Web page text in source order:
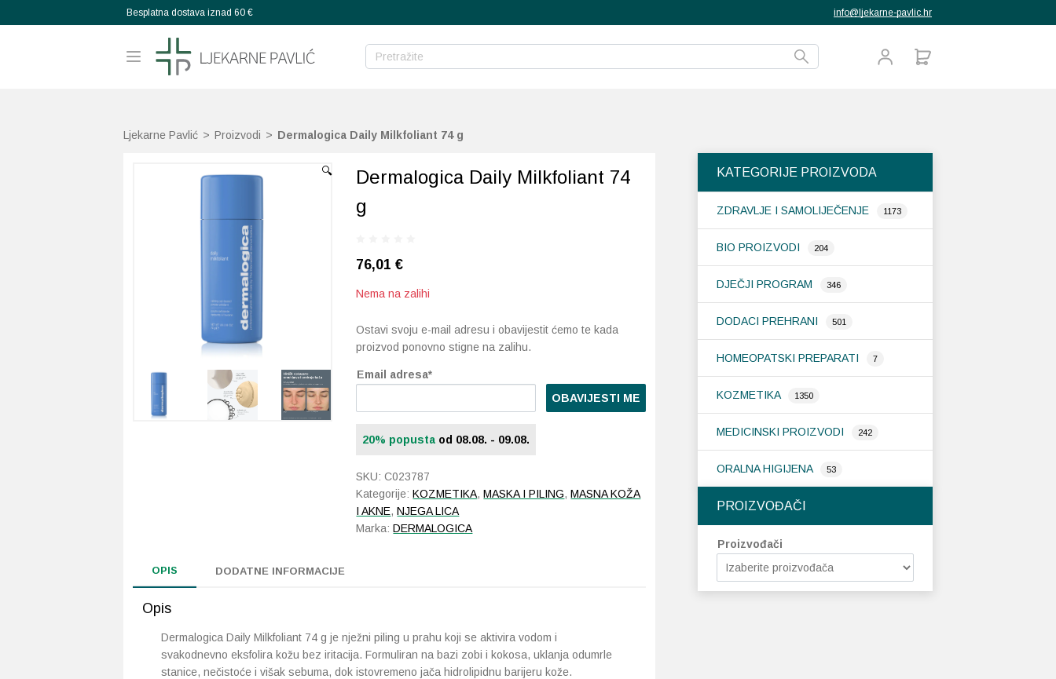
Besplatna dostava iznad 60 € info@ljekarne-pavlic.hr
Ljekarne Pavlić > Proizvodi > Dermalogica Daily Milkfoliant 74 g
KATEGORIJE PROIZVODA
ZDRAVLJE I SAMOLIJEČENJE 1173
BIO PROIZVODI 204
DJEČJI PROGRAM 346
DODACI PREHRANI 501
HOMEOPATSKI PREPARATI 7
KOZMETIKA 1350
MEDICINSKI PROIZVODI 242
ORALNA HIGIJENA 53
PROIZVOĐAČI
Proizvođači
🔍
Dermalogica Daily Milkfoliant 74
g
76,01€
Nema na zalihi
Ostavi svoju e-mail adresu i obavijestit ćemo te kada
proizvod ponovno stigne na zalihu.
Email adresa*
OBAVIJESTI ME
20% popusta od 08.08. - 09.08.
SKU:C023787
Kategorije:KOZMETIKA,MASKA I PILING,MASNA KOŽA
I AKNE,NJEGA LICA
Marka:DERMALOGICA
OPIS DODATNE INFORMACIJE
Opis
Dermalogica Daily Milkfoliant 74 g je nježni piling u prahu koji se aktivira vodom i
svakodnevno eksfolira kožu bez iritacija. Formuliran na bazi zobi i kokosa, uklanja odumrle
stanice, nečistoće i višak sebuma, dok istovremeno jača hidrolipidnu barijeru kože.